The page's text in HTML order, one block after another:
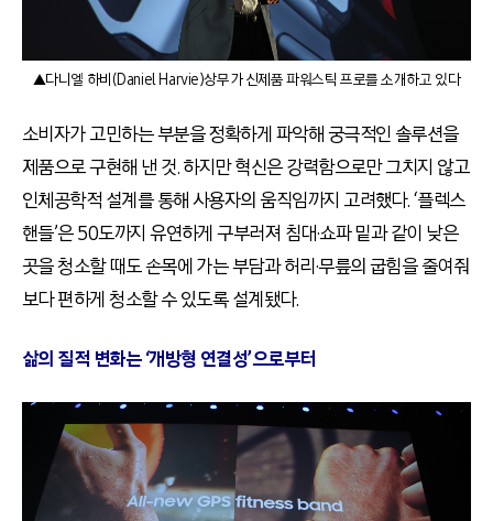
▲다니엘 하비(Daniel Harvie)상무가 신제품 파워스틱 프로를 소개하고 있다
소비자가 고민하는 부분을 정확하게 파악해 궁극적인 솔루션을
제품으로 구현해 낸 것. 하지만 혁신은 강력함으로만 그치지 않고
인체공학적 설계를 통해 사용자의 움직임까지 고려했다. ‘플렉스
핸들’은 50도까지 유연하게 구부러져 침대·쇼파 밑과 같이 낮은
곳을 청소할 때도 손목에 가는 부담과 허리·무릎의 굽힘을 줄여줘
보다 편하게 청소할 수 있도록 설계됐다.
삶의 질적 변화는 ‘개방형 연결성’으로부터